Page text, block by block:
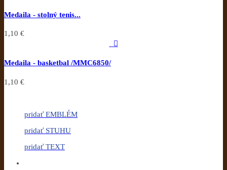
Medaila - stolný tenis...
1,10 €

Medaila - basketbal /MMC6850/
1,10 €
pridať EMBLÉM
pridať STUHU
pridať TEXT